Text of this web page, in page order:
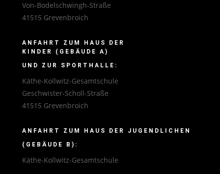
Von-Bodelschwingh-Straße
41515 Grevenbroich
ANFAHRT ZUM HAUS DER
KINDER (GEBÄUDE A)
UND ZUR SPORTHALLE:
Käthe-Kollwitz-Gesamtschule
Geschwister-Scholl-Straße
41515 Grevenbroich
ANFAHRT ZUM HAUS DER JUGENDLICHEN
(GEBÄUDE B):
Käthe-Kollwitz-Gesamtschule